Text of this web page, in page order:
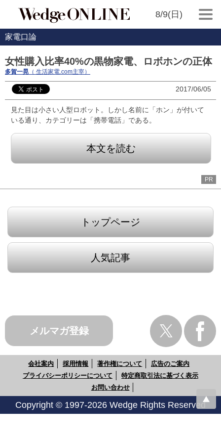
8/9(日)
家電口論
女性購入比率40%の黒物家電、ロボホンの正体
多賀一晃 （ 生活家電.com主宰）
2017/06/05
見た目は小さい人型ロボット。しかし名前に「ホン」が付いて
いる通り、カテゴリーは「携帯電話」である。
本文を読む
PR
トップページ
人気記事
メルマガ登録
会社案内 採用情報 著作権について
広告のご案内
プライバシーポリシーについて
特定商取引法に基づく表示
お問い合わせ
Copyright © 1997-2026 Wedge Rights Reserved